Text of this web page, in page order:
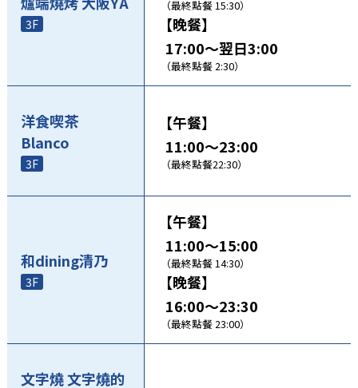
3F
（最終點餐 15:30）
【晚餐】
17:00～翌日3:00
（最終點餐 2:30）
3F
洋食喫茶
Blanco
【午餐】
11:00～23:00
（最終點餐22:30）
3F
和dining清乃
【午餐】
11:00～15:00
（最終點餐 14:30）
【晚餐】
16:00～23:30
（最終點餐 23:00）
文字燒 文字燒的